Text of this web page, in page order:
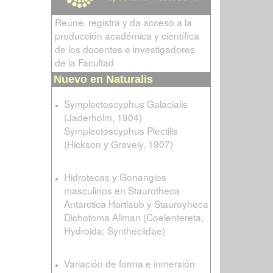
Reúne, registra y da acceso a la
producción académica y científica
de los docentes e investigadores
de la Facultad
Nuevo en Naturalis
Symplectoscyphus Galacialis
(Jaderholm, 1904)
Symplectoscyphus Plectilis
(Hickson y Gravely, 1907)
Hidrotecas y Gonangios
masculinos en Staurotheca
Antarctica Hartlaub y Stauroyheca
Dichotoma Allman (Coelentereta,
Hydroida: Syntheciidae)
Variación de forma e inmersión